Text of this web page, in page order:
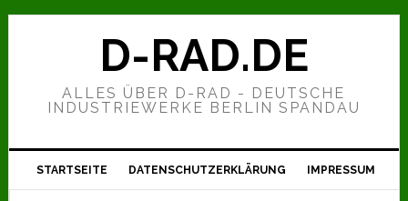
Zur
Hauptnavigation
Zum
Zur
D-RAD.DE
ALLES ÜBER D-RAD - DEUTSCHE
INDUSTRIEWERKE BERLIN SPANDAU
STARTSEITE DATENSCHUTZERKLÄRUNG IMPRESSUM